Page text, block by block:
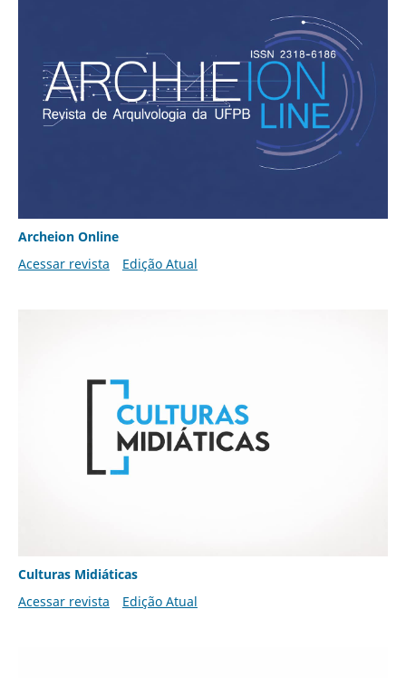
Archeion Online
Acessar revista
Edição Atual
Culturas Midiáticas
Acessar revista
Edição Atual